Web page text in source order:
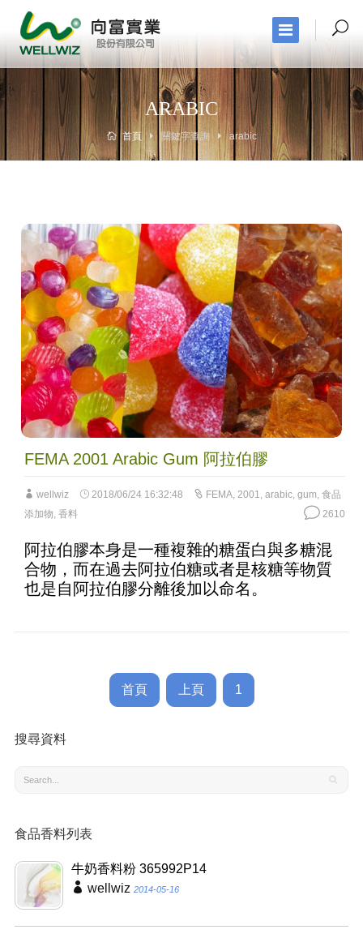
ARABIC
首頁 關鍵字查詢 arabic
FEMA 2001 Arabic Gum 阿拉伯膠
wellwiz 2018/06/24 16:32:48 FEMA, 2001, arabic, gum, 食品
添加物, 香料 2610
阿拉伯膠本身是一種複雜的糖蛋白與多糖混
合物，而在過去阿拉伯糖或者是核糖等物質
也是自阿拉伯膠分離後加以命名。
首頁 上頁 1
搜尋資料
食品香料列表
牛奶香料粉 365992P14
wellwiz 2014-05-16